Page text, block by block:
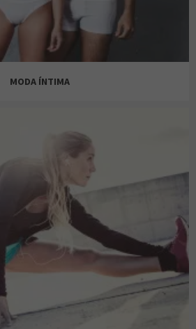
JACK & JONES
LEVI’S
ZARA
MODA ÍNTIMA
CALZEDONIA